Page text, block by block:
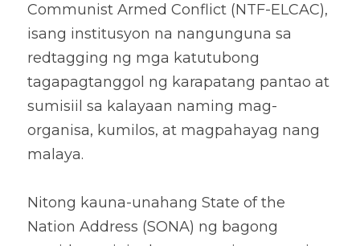
Communist Armed Conflict (NTF-ELCAC),
isang institusyon na nangunguna sa
redtagging ng mga katutubong
tagapagtanggol ng karapatang pantao at
sumisiil sa kalayaan naming mag-
organisa, kumilos, at magpahayag nang
malaya.
Nitong kauna-unahang State of the
Nation Address (SONA) ng bagong